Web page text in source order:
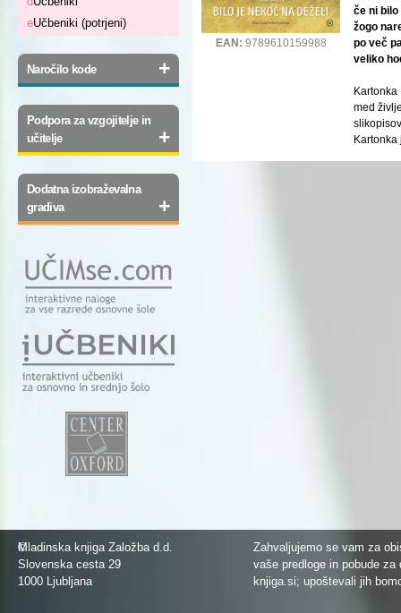
eUčbeniki (potrjeni)
Naročilo kode +
Podpora za vzgojitelje in
učitelje
+
Dodatna izobraževalna
gradiva
+
EAN: 9789610159988
če ni
žogo
po več
veliko
med
Kartonka
©
Mladinska knjiga Založba d.d.
Slovenska cesta 29
1000 Ljubljana
Zahvaljujemo se vam za
vaše predloge in pobude
knjiga.si; upoštevali jih